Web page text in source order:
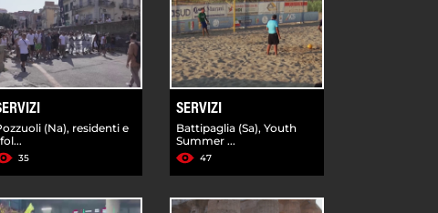
(Na), residenti e
35
SERVIZI
Battipaglia (Sa), Youth
Summer ...
47